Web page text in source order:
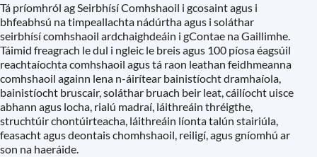
Tá príomhról ag Seirbhísí Comhshaoil i gcosaint agus i
bhfeabhsú na timpeallachta nádúrtha agus i soláthar
seirbhísí comhshaoil ardchaighdeáin i gContae na Gaillimhe.
Táimid freagrach le dul i ngleic le breis agus 100 píosa éagsúil
reachtaíochta comhshaoil agus tá raon leathan feidhmeanna
comhshaoil againn lena n-áirítear bainistíocht dramhaíola,
bainistíocht bruscair, soláthar bruach beir leat, cáilíocht uisce
abhann agus locha, rialú madraí, láithreáin thréigthe,
struchtúir chontúirteacha, láithreáin líonta talún stairiúla,
feasacht agus deontais chomhshaoil, reiligí, agus gníomhú ar
son na haeráide.